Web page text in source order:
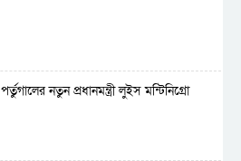
পর্তুগালের নতুন প্রধানমন্ত্রী লুইস মন্টিনিগ্রো